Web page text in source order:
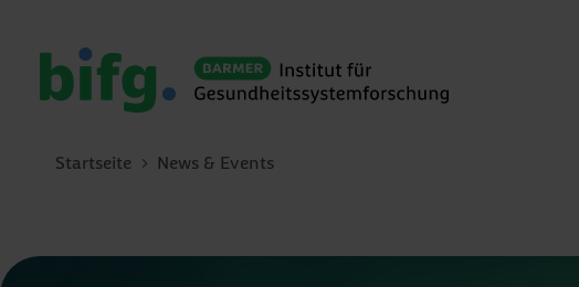
Startseite News & Events